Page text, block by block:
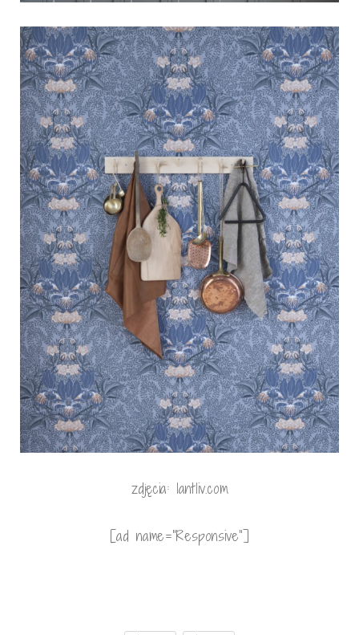
zdjęcia: lantliv.com
[ad name=”Responsive”]